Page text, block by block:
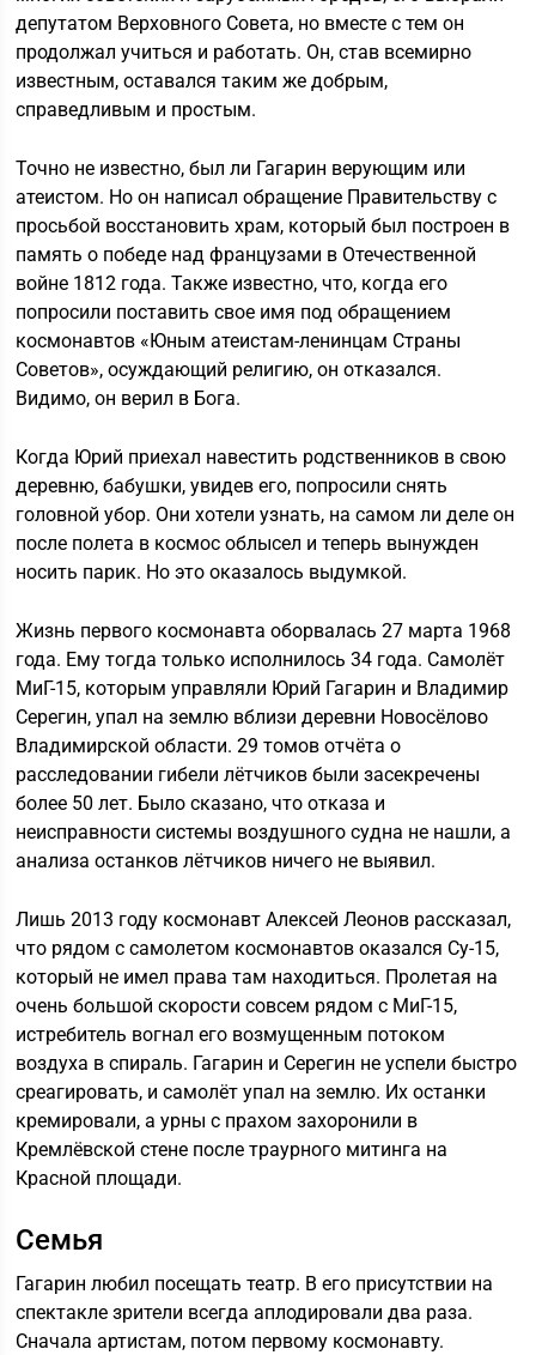
депутатом Верховного Совета, но вместе с тем он
продолжал учиться и работать. Он, став всемирно
известным, оставался таким же добрым,
справедливым и простым.
Точно не известно, был ли Гагарин верующим или
атеистом. Но он написал обращение Правительству с
просьбой восстановить храм, который был построен в
память о победе над французами в Отечественной
войне 1812 года. Также известно, что, когда его
попросили поставить свое имя под обращением
космонавтов «Юным атеистам-ленинцам Страны
Советов», осуждающий религию, он отказался.
Видимо, он верил в Бога.
Когда Юрий приехал навестить родственников в свою
деревню, бабушки, увидев его, попросили снять
головной убор. Они хотели узнать, на самом ли деле он
после полета в космос облысел и теперь вынужден
носить парик. Но это оказалось выдумкой.
Жизнь первого космонавта оборвалась 27 марта 1968
года. Ему тогда только исполнилось 34 года. Самолёт
МиГ-15, которым управляли Юрий Гагарин и Владимир
Серегин, упал на землю вблизи деревни Новосёлово
Владимирской области. 29 томов отчёта о
расследовании гибели лётчиков были засекречены
более 50 лет. Было сказано, что отказа и
неисправности системы воздушного судна не нашли, а
анализа останков лётчиков ничего не выявил.
Лишь 2013 году космонавт Алексей Леонов рассказал,
что рядом с самолетом космонавтов оказался Су-15,
который не имел права там находиться. Пролетая на
очень большой скорости совсем рядом с МиГ-15,
истребитель вогнал его возмущенным потоком
воздуха в спираль. Гагарин и Серегин не успели быстро
среагировать, и самолёт упал на землю. Их останки
кремировали, а урны с прахом захоронили в
Кремлёвской стене после траурного митинга на
Красной площади.
Семья
Гагарин любил посещать театр. В его присутствии на
спектакле зрители всегда аплодировали два раза.
Сначала артистам, потом первому космонавту.